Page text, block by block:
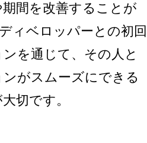
間を改善することが
ィベロッパーとの初回
を通じて、その人と
がスムーズにできる
切です。